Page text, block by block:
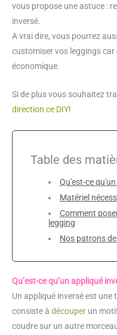
vous propose une astuce :
inversé.
A vrai dire, vous pourrez
customiser vos leggings car
économique.
Si de plus vous souhaitez
direction ce DIY!
Table des
Qu'est-ce
Matériel
Comment
legging
Nos patrons
Qu’est-ce qu’un appliqué
Un appliqué inversé est
consiste à découper un
coudre sur un autre